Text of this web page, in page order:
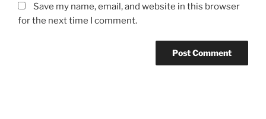
Save my name, email, and website in this browser
for the next time I comment.